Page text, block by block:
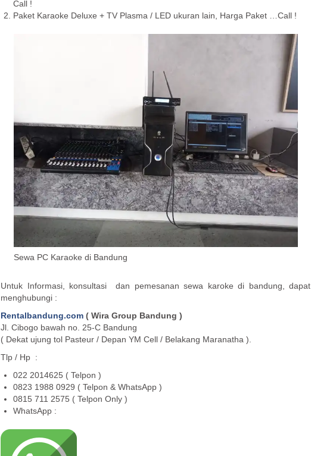
Call !
Paket Karaoke Deluxe + TV Plasma / LED ukuran lain, Harga Paket …Call !
Sewa PC Karaoke di Bandung
Untuk Informasi, konsultasi dan pemesanan sewa karoke di bandung, dapat
menghubungi :
Rentalbandung.com ( Wira Group Bandung )
Jl. Cibogo bawah no. 25-C Bandung
( Dekat ujung tol Pasteur / Depan YM Cell / Belakang Maranatha ).
Tlp / Hp :
022 2014625 ( Telpon )
0823 1988 0929 ( Telpon & WhatsApp )
0815 711 2575 ( Telpon Only )
WhatsApp :